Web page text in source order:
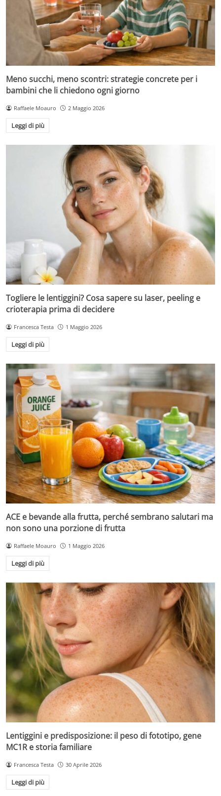
Meno succhi, meno scontri: strategie concrete per i
bambini che li chiedono ogni giorno
Raffaele Moauro 2 Maggio 2026
Leggi di più
Togliere le lentiggini? Cosa sapere su laser, peeling e
crioterapia prima di decidere
Francesca Testa 1 Maggio 2026
Leggi di più
ACE e bevande alla frutta, perché sembrano salutari ma
non sono una porzione di frutta
Raffaele Moauro 1 Maggio 2026
Leggi di più
Lentiggini e predisposizione: il peso di fototipo, gene
MC1R e storia familiare
Francesca Testa 30 Aprile 2026
Leggi di più